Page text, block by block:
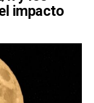
impacto